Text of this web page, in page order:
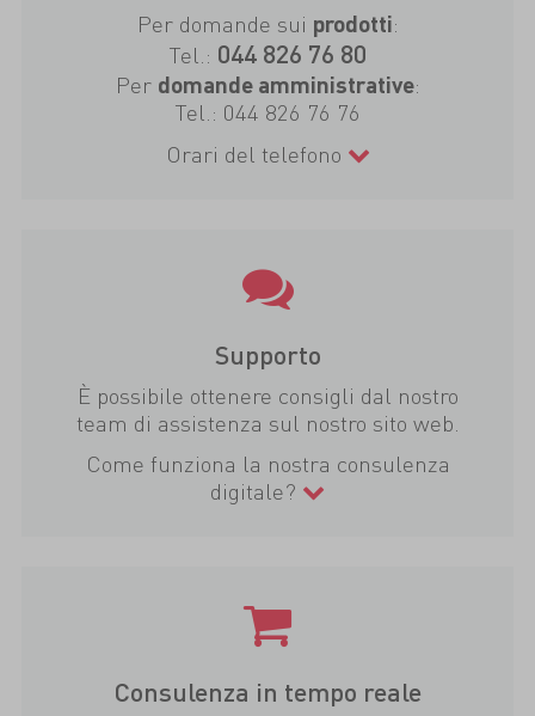
Per domande sui prodotti:
Tel.: 044 826 76 80
Per domande amministrative:
Tel.: 044 826 76 76
Orari del telefono
Supporto
È possibile ottenere consigli dal nostro
team di assistenza sul nostro sito web.
Come funziona la nostra consulenza
digitale?
Consulenza in tempo reale